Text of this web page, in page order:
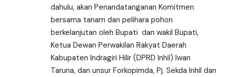
dahulu, akan Penandatanganan Komitmen
bersama tanam dan pelihara pohon
berkelanjutan oleh Bupati dan wakil Bupati,
Ketua Dewan Perwakilan Rakyat Daerah
Kabupaten Indragiri Hilir (DPRD Inhil) Iwan
Taruna, dan unsur Forkopimda, Pj. Sekda Inhil dan